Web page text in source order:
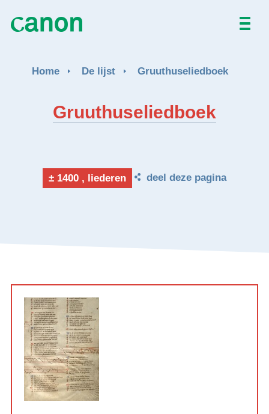
Activiteiten
Home De lijst Gruuthuseliedboek
Gruuthuseliedboek
± 1400 , liederen deel deze pagina